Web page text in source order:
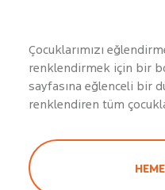
Çocuklarımızı
renklendirmek için bir
sayfasına eğlenceli bir
renklendiren tüm